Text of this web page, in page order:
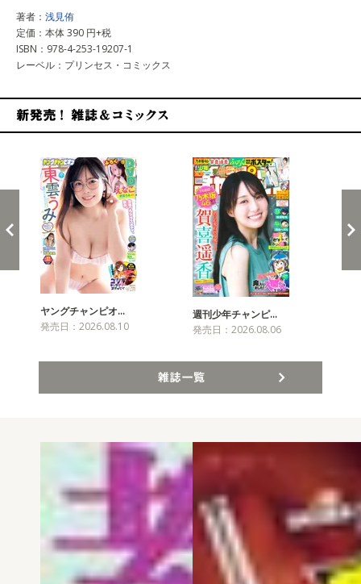
著者： 浅見侑
定価：本体 390 円+税
ISBN：978-4-253-19207-1
レーベル：プリンセス・コミックス
ヤングチャンピオ…
発売日：2026.08.10
週刊少年チャンピ…
発売日：2026.08.06